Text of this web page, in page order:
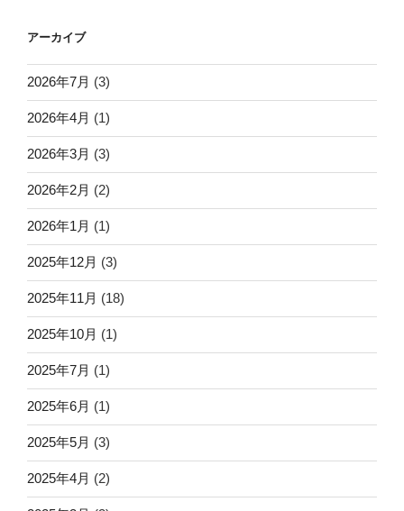
アーカイブ
2026年7月 (3)
2026年4月 (1)
2026年3月 (3)
2026年2月 (2)
2026年1月 (1)
2025年12月 (3)
2025年11月 (18)
2025年10月 (1)
2025年7月 (1)
2025年6月 (1)
2025年5月 (3)
2025年4月 (2)